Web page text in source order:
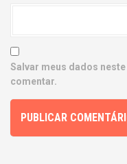
Salvar meus dados
comentar.